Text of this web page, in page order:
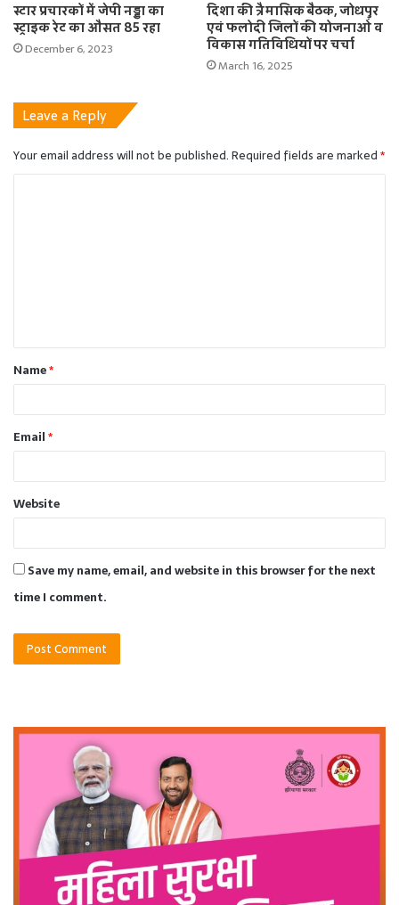
स्टार प्रचारकों में जेपी नड्डा का
स्ट्राइक रेट का औसत 85 रहा
December 6, 2023
दिशा की त्रैमासिक बैठक, जोधपुर
एवं फलोदी जिलों की योजनाओं व
विकास गतिविधियों पर चर्चा
March 16, 2025
Leave a Reply
Your email address will not be published.Required fields are marked*
t
*Name*
Email*
Website
Save my name, email, and website in this browser for the next
time I comment.